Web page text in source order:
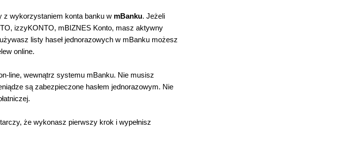
z wykorzystaniem konta banku w mBanku. Jeżeli
izzyKONTO, mBIZNES Konto, masz aktywny
listy haseł jednorazowych w mBanku możesz
online.
line, wewnątrz systemu mBanku. Nie musisz
są zabezpieczone hasłem jednorazowym. Nie
że wykonasz pierwszy krok i wypełnisz